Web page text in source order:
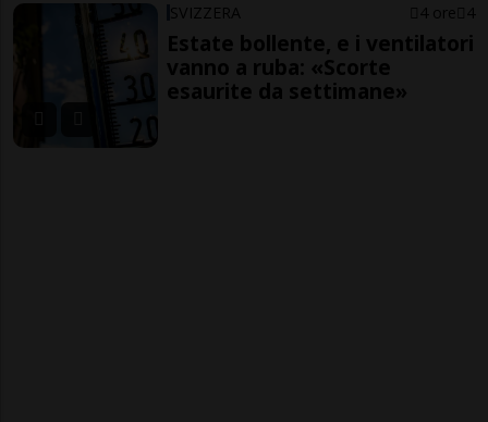
SVIZZERA 4 ore 4
Estate bollente, e i ventilatori
vanno a ruba: «Scorte
esaurite da settimane»